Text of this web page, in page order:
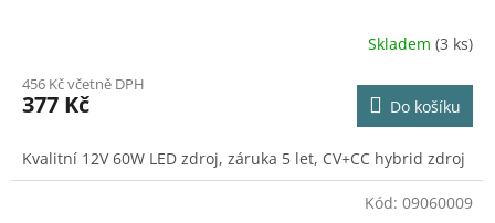
Skladem (3 ks)
456 Kč včetně DPH
377 Kč Do košíku
Kvalitní 12V 60W LED zdroj, záruka 5 let, CV+CC hybrid zdroj
Kód: 09060009